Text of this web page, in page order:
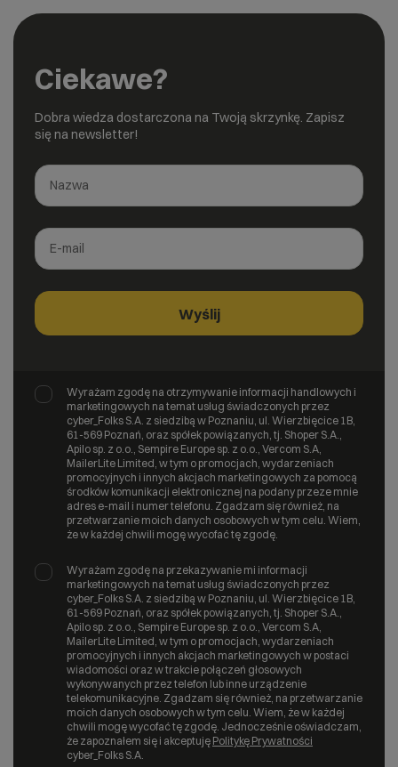
Ciekawe?
Dobra wiedza dostarczona na Twoją skrzynkę. Zapisz
się na newsletter!
Wyrażam zgodę na otrzymywanie informacji handlowych i
marketingowych na temat usług świadczonych przez
cyber_Folks S.A. z siedzibą w Poznaniu, ul. Wierzbięcice 1B,
61-569 Poznań, oraz spółek powiązanych, tj. Shoper S.A.,
Apilo sp. z o.o., Sempire Europe sp. z o.o., Vercom S.A,
MailerLite Limited, w tym o promocjach, wydarzeniach
promocyjnych i innych akcjach marketingowych za pomocą
środków komunikacji elektronicznej na podany przeze mnie
adres e-mail i numer telefonu. Zgadzam się również, na
przetwarzanie moich danych osobowych w tym celu. Wiem,
że w każdej chwili mogę wycofać tę zgodę.
Wyrażam zgodę na przekazywanie mi informacji
marketingowych na temat usług świadczonych przez
cyber_Folks S.A. z siedzibą w Poznaniu, ul. Wierzbięcice 1B,
61-569 Poznań, oraz spółek powiązanych, tj. Shoper S.A.,
Apilo sp. z o.o., Sempire Europe sp. z o.o., Vercom S.A,
MailerLite Limited, w tym o promocjach, wydarzeniach
promocyjnych i innych akcjach marketingowych w postaci
wiadomości oraz w trakcie połączeń głosowych
wykonywanych przez telefon lub inne urządzenie
telekomunikacyjne. Zgadzam się również, na przetwarzanie
moich danych osobowych w tym celu. Wiem, że w każdej
chwili mogę wycofać tę zgodę. Jednocześnie oświadczam,
że zapoznałem się i akceptuję Politykę Prywatności
cyber_Folks S.A.